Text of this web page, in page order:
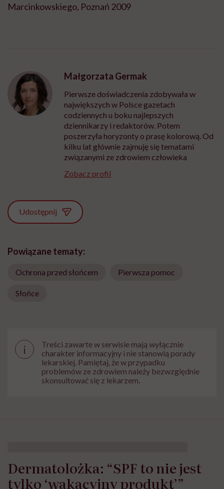
Marcinkowskiego, Poznań 2009
Małgorzata Germak
Pierwsze doświadczenia zdobywała w
największych w Polsce gazetach
codziennych u boku najlepszych
dziennikarzy i redaktorów. Potem
poszerzyła horyzonty o prasę kolorową. Od
kilku lat głównie zajmuję się tematami
związanymi ze zdrowiem człowieka
Zobacz profil
Udostępnij
Powiązane tematy:
Ochrona przed słońcem Pierwsza pomoc
Słońce
i
Treści zawarte w serwisie mają wyłącznie
charakter informacyjny i nie stanowią porady
lekarskiej. Pamiętaj, że w przypadku
problemów ze zdrowiem należy bezwzględnie
skonsultować się z lekarzem.
Dermatolożka: “SPF to nie jest
tylko ‘wakacyjny produkt’”